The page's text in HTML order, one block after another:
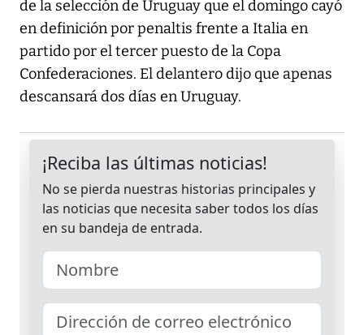
de la selección de Uruguay que el domingo cayó
en definición por penaltis frente a Italia en
partido por el tercer puesto de la Copa
Confederaciones. El delantero dijo que apenas
descansará dos días en Uruguay.